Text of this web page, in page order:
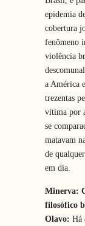
epidemia
cobertura
fenômeno
violência
a América
trezentas
vítima por
se
matavam
de
em dia.
Minerva:
filosófico
Olavo: Há